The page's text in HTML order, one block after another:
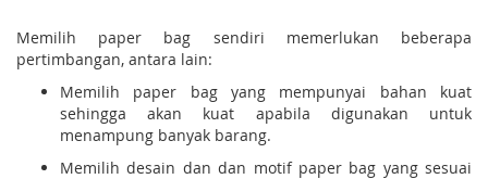
Memilih paper bag sendiri memerlukan beberapa
pertimbangan, antara lain:
Memilih paper bag yang mempunyai bahan kuat
sehingga akan kuat apabila digunakan untuk
menampung banyak barang.
Memilih desain dan dan motif paper bag yang sesuai